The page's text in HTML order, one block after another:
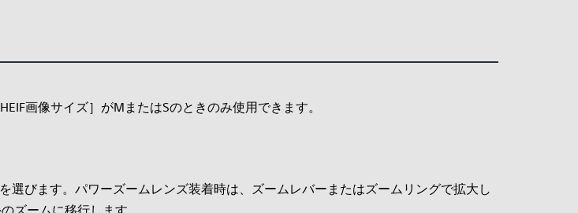
画像サイズ］がMまたはSのときのみ使用できます。
びます。パワーズームレンズ装着時は、ズームレバーまたはズームリングで拡大し
ズームに移行します。